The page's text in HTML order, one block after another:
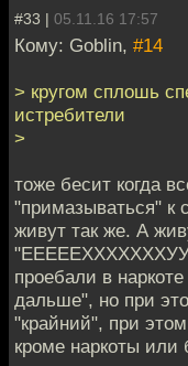
#33 | 05.11.16 17:57
Кому: Goblin, #14
> кругом сплошь
истребители
>
тоже бесит когда
"примазываться" к
живут так же. А
проебали в
дальше", но при
"крайний", при
кроме наркоты или